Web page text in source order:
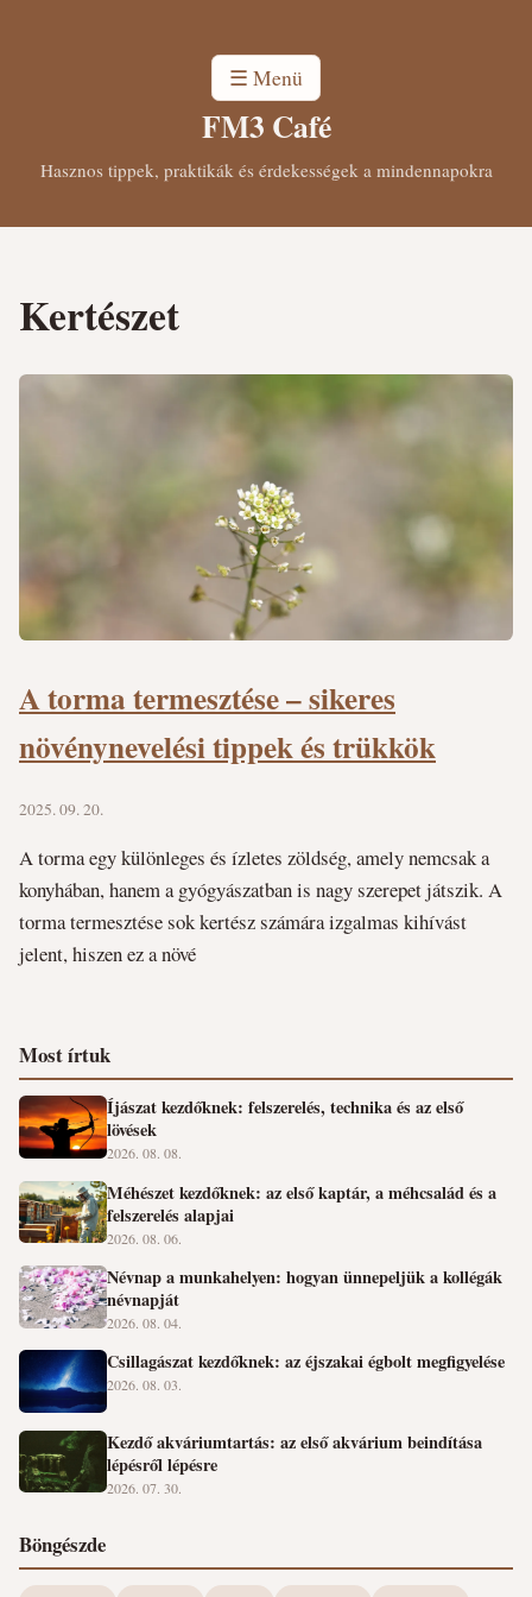
☰ Menü
FM3 Café
Hasznos tippek, praktikák és érdekességek a mindennapokra
Kertészet
A torma termesztése – sikeres
növénynevelési tippek és trükkök
2025. 09. 20.
A torma egy különleges és ízletes zöldség, amely nemcsak a
konyhában, hanem a gyógyászatban is nagy szerepet játszik. A
torma termesztése sok kertész számára izgalmas kihívást
jelent, hiszen ez a növé
Most írtuk
Íjászat kezdőknek: felszerelés, technika és az első
lövések
2026. 08. 08.
Méhészet kezdőknek: az első kaptár, a méhcsalád és a
felszerelés alapjai
2026. 08. 06.
Névnap a munkahelyen: hogyan ünnepeljük a kollégák
névnapját
2026. 08. 04.
Csillagászat kezdőknek: az éjszakai égbolt megfigyelése
2026. 08. 03.
Kezdő akváriumtartás: az első akvárium beindítása
lépésről lépésre
2026. 07. 30.
Böngészde